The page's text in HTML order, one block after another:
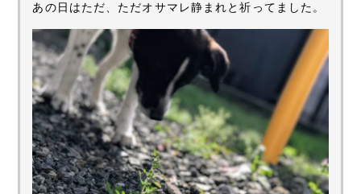
あの日はただ、ただオサマレ静まれと祈ってました。